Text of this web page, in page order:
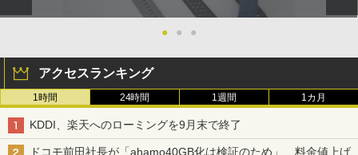
● ● ●
アクセスランキング
1時間 24時間 1週間 1カ月
KDDI、楽天へのローミングを9月末で終了
ドコモ前田社長が「ahamo40GB化は検証のため」、料金値上げ